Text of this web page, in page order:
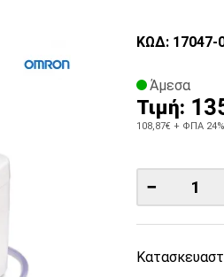
ΚΩΔ: 17047-
Άμεσα
Τιμή:
108,87€ + ΦΠΑ 24%
−